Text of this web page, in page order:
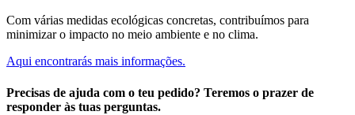
Com várias medidas ecológicas concretas, contribuímos para
minimizar o impacto no meio ambiente e no clima.
Aqui encontrarás mais informações.
Precisas de ajuda com o teu pedido? Teremos o prazer de
responder às tuas perguntas.